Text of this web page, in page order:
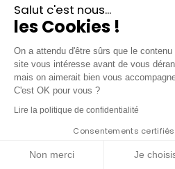
SANS
Prendre place dans
Mercredi
Salut c'est nous...
les Cookies !
On a attendu d'être sûrs que le contenu
site vous intéresse avant de vous
mais on aimerait bien vous
C'est OK pour vous ?
Lire la politique de confidentialité
Consentements
Non merci Je